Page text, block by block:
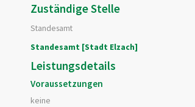
Zuständige Stelle
Standesamt
Standesamt [Stadt Elzach]
Leistungsdetails
Voraussetzungen
keine